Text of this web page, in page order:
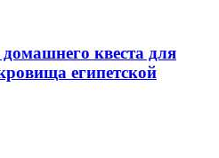
квеста для
египетской